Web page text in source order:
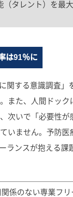
タレント）を最
は91％に
する意識調査
また、人間ドッ
いで「必要性
いません。予防
ンスが抱える
係のない専業フ